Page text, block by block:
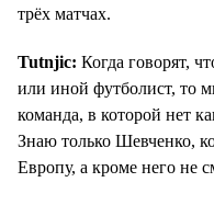
трёх матчах.
Tutnjic: Когда говорят,
или иной футболист, то
команда, в которой нет
Знаю только Шевченко,
Европу, а кроме него не